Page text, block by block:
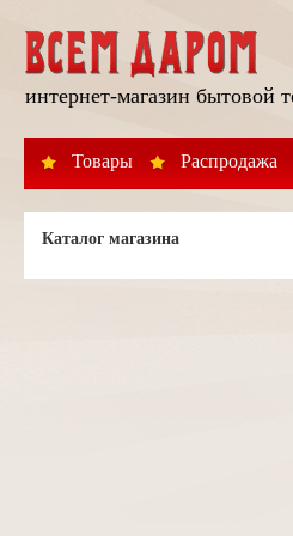
интернет-магазин бытовой
Товары Распродажа
Каталог магазина